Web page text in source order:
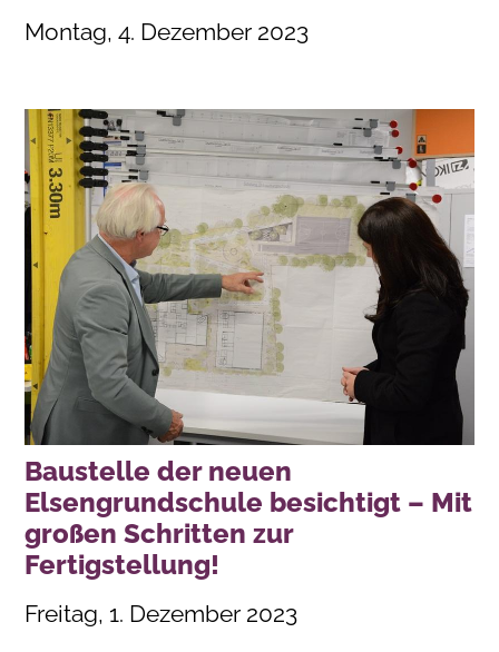
Montag, 4. Dezember 2023
Baustelle der neuen
Elsengrundschule besichtigt – Mit
großen Schritten zur
Fertigstellung!
Freitag, 1. Dezember 2023